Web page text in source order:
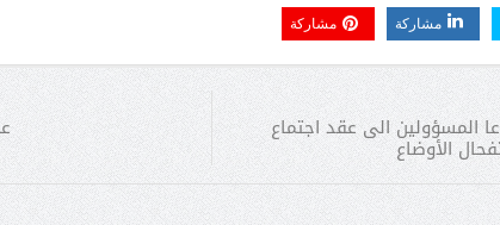
مشاركة مشاركة
المسؤولين الى عقد اجتماع
الأوضاع